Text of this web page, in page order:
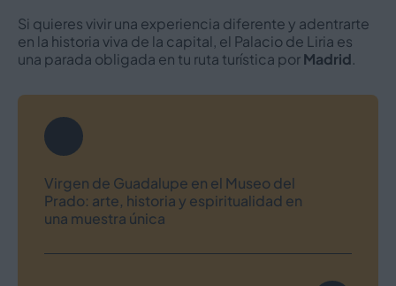
Si quieres vivir una experiencia diferente y adentrarte
en la historia viva de la capital, el Palacio de Liria es
una parada obligada en tu ruta turística porMadrid.
Navegación
de
entradas
Virgen de Guadalupe en el Museo del
Prado: arte, historia y espiritualidad en
una muestra única